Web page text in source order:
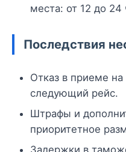
места: от 12 до 24
Последствия
Отказ в приеме
следующий рейс.
Штрафы и
приоритетное